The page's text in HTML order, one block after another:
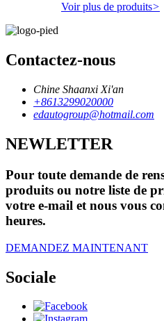
Voir plus de produits>
Contactez-nous
Chine Shaanxi Xi'an
+8613299020000
edautogroup@hotmail.com
NEWLETTER
Pour toute demande de
produits ou notre liste de
votre e-mail et nous vous
heures.
DEMANDEZ MAINTENANT
Sociale